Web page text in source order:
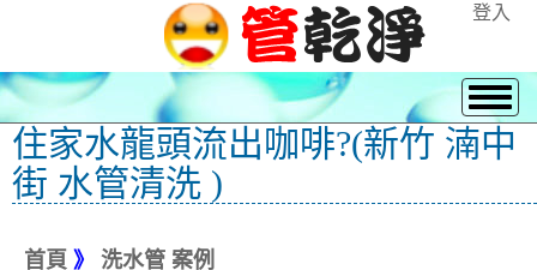
登入
住家水龍頭流出咖啡?(新竹 湳中
街 水管清洗 )
首頁 》 洗水管 案例